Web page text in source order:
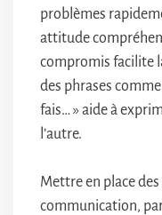
problèmes
attitude
compromis facilite
des phrases
fais… » aide à
l’autre.
Mettre en place
communication,